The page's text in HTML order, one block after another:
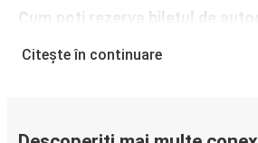
Cum poți rezerva biletul de
clicuri. La achiziționarea online a unui
Citește în continuare